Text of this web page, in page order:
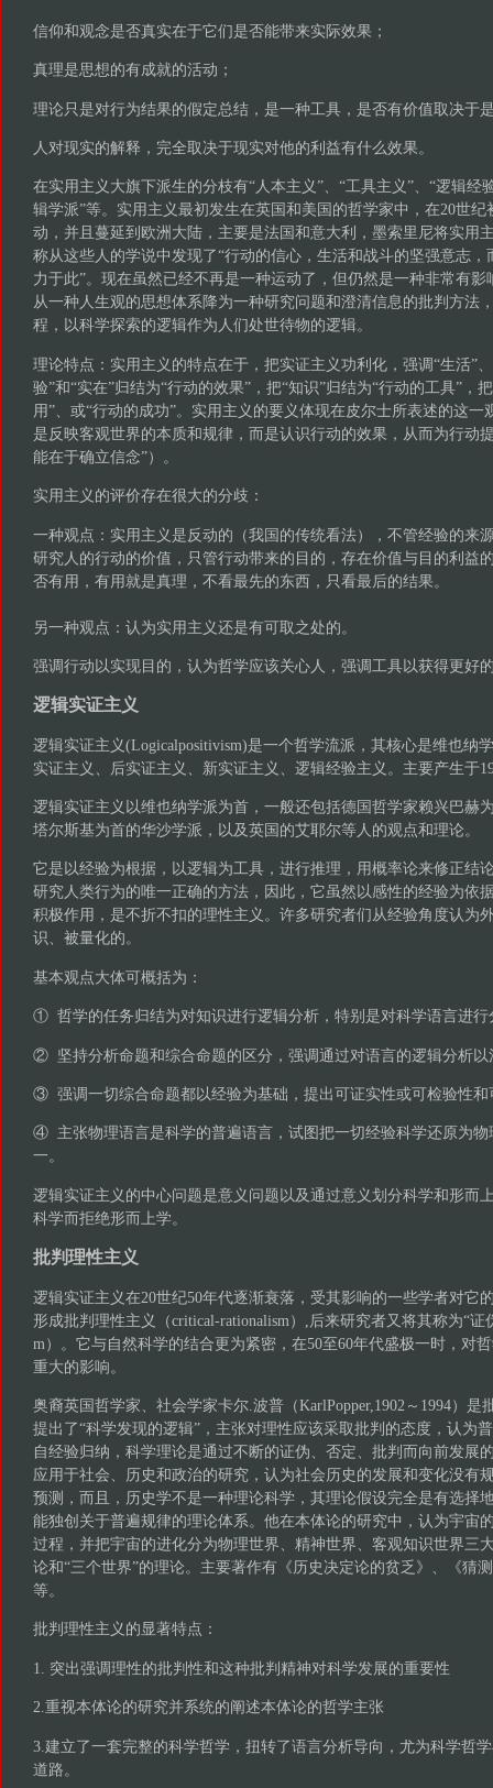
信仰和观念是否真实在于它们是否能带来实际效果；
真理是思想的有成就的活动；
理论只是对行为结果的假定总结，是一种工具，是否有价值取决于
人对现实的解释，完全取决于现实对他的利益有什么效果。
在实用主义大旗下派生的分枝有“人本主义”、“工具主义”、“逻辑经
辑学派”等。实用主义最初发生在英国和美国的哲学家中，在20世
动，并且蔓延到欧洲大陆，主要是法国和意大利，墨索里尼将实用
称从这些人的学说中发现了“行动的信心，生活和战斗的坚强意志
力于此”。现在虽然已经不再是一种运动了，但仍然是一种非常有
从一种人生观的思想体系降为一种研究问题和澄清信息的批判方法
程，以科学探索的逻辑作为人们处世待物的逻辑。
理论特点：实用主义的特点在于，把实证主义功利化，强调“生活”
验”和“实在”归结为“行动的效果”，把“知识”归结为“行动的工具”，
用”、或“行动的成功”。实用主义的要义体现在皮尔士所表述的这一
是反映客观世界的本质和规律，而是认识行动的效果，从而为行动
能在于确立信念”）。
实用主义的评价存在很大的分歧：
一种观点：实用主义是反动的（我国的传统看法），不管经验的来
研究人的行动的价值，只管行动带来的目的，存在价值与目的利益
否有用，有用就是真理，不看最先的东西，只看最后的结果。
另一种观点：认为实用主义还是有可取之处的。
强调行动以实现目的，认为哲学应该关心人，强调工具以获得更好
逻辑实证主义
逻辑实证主义(Logicalpositivism)是一个哲学流派，其核心是维也纳
实证主义、后实证主义、新实证主义、逻辑经验主义。主要产生于
逻辑实证主义以维也纳学派为首，一般还包括德国哲学家赖兴巴赫
塔尔斯基为首的华沙学派，以及英国的艾耶尔等人的观点和理论。
它是以经验为根据，以逻辑为工具，进行推理，用概率论来修正结
研究人类行为的唯一正确的方法，因此，它虽然以感性的经验为依
积极作用，是不折不扣的理性主义。许多研究者们从经验角度认为
识、被量化的。
基本观点大体可概括为：
① 哲学的任务归结为对知识进行逻辑分析，特别是对科学语言进行
② 坚持分析命题和综合命题的区分，强调通过对语言的逻辑分析以
③ 强调一切综合命题都以经验为基础，提出可证实性或可检验性和
④ 主张物理语言是科学的普遍语言，试图把一切经验科学还原为物
一。
逻辑实证主义的中心问题是意义问题以及通过意义划分科学和形而
科学而拒绝形而上学。
批判理性主义
逻辑实证主义在20世纪50年代逐渐衰落，受其影响的一些学者对它
形成批判理性主义（critical-rationalism）,后来研究者又将其称为“证
m）。它与自然科学的结合更为紧密，在50至60年代盛极一时，对
重大的影响。
奥裔英国哲学家、社会学家卡尔.波普（KarlPopper,1902～1994）是
提出了“科学发现的逻辑”，主张对理性应该采取批判的态度，认为
自经验归纳，科学理论是通过不断的证伪、否定、批判而向前发展
应用于社会、历史和政治的研究，认为社会历史的发展和变化没有
预测，而且，历史学不是一种理论科学，其理论假设完全是有选择
能独创关于普遍规律的理论体系。他在本体论的研究中，认为宇宙
过程，并把宇宙的进化分为物理世界、精神世界、客观知识世界三
论和“三个世界”的理论。主要著作有《历史决定论的贫乏》、《猜
等。
批判理性主义的显著特点：
1. 突出强调理性的批判性和这种批判精神对科学发展的重要性
2.重视本体论的研究并系统的阐述本体论的哲学主张
3.建立了一套完整的科学哲学，扭转了语言分析导向，尤为科学哲
道路。